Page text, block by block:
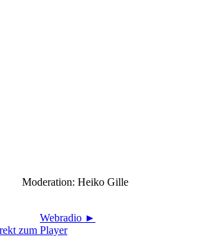
Moderation: Heiko Gille
Webradio ►
zum Player